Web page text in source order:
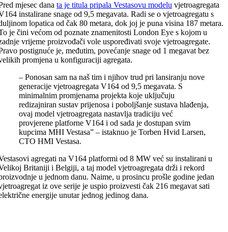
mjesec danata je titula pripala Vestasovu modelu vjetroagregata
instalirane snage od 9,5 megavata. Radi se o vjetroagregatu s
lopatica od čak 80 metara, dok joj je puna visina 187 metara.
je čini većom od poznate znamenitosti London Eye s kojom u
vrijeme proizvođači vole uspoređivati svoje vjetroagregate.
postignuće je, međutim, povećanje snage od 1 megavat bez
promjena u konfiguraciji agregata.
– Ponosan sam na naš tim i njihov trud pri lansiranju nove
generacije vjetroagregata V164 od 9,5 megavata. S
minimalnim promjenama projekta koje uključuju
redizajniran sustav prijenosa i poboljšanje sustava hlađenja,
ovaj model vjetroagregata nastavlja tradiciju već
provjerene platforne V164 i od sada je dostupan svim
kupcima MHI Vestasa” – istaknuo je Torben Hvid Larsen,
CTO HMI Vestasa.
agregati na V164 platformi od 8 MW već su instalirani u
Britaniji i Belgiji, a taj model vjetroagregata drži i rekord
u jednom danu. Naime, u prosincu prošle godine jedan
iz ove serije je uspio proizvesti čak 216 megavat sati
energije unutar jednog jedinog dana.